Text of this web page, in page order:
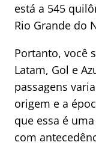
está a 545
Rio Grande do
Portanto, você
Latam, Gol e
passagens
origem e a
que essa é
com